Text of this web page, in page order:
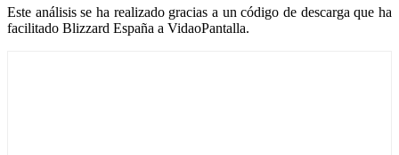
Este análisis se ha realizado gracias a un código de descarga que ha
facilitado Blizzard España a VidaoPantalla.